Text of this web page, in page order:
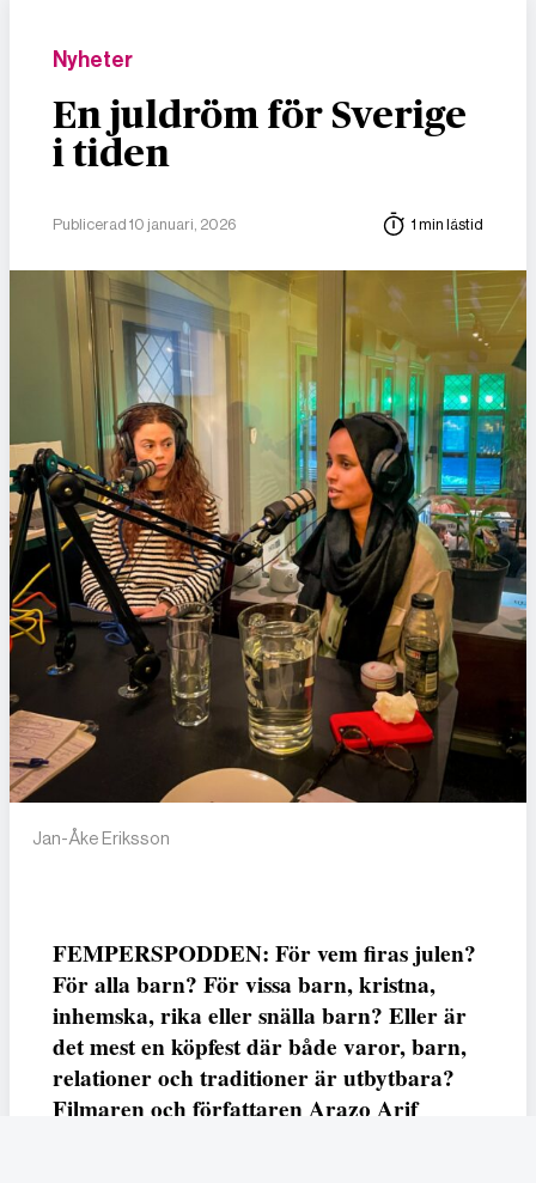
Nyheter
En juldröm för Sverige
i tiden
Publicerad 10 januari, 2026 1 min lästid
Jan-Åke Eriksson
FEMPERSPODDEN: För vem firas julen?
För alla barn? För vissa barn, kristna,
inhemska, rika eller snälla barn? Eller är
det mest en köpfest där både varor, barn,
relationer och traditioner är utbytbara?
Filmaren och författaren Arazo Arif